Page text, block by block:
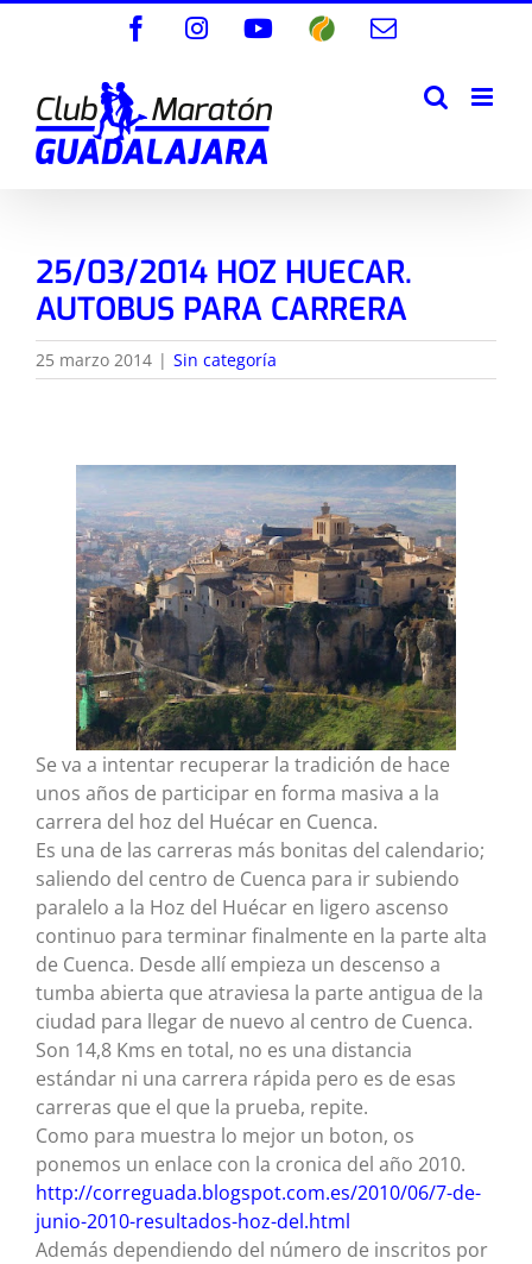
FacebookInstagramYouTube
WikilocCorreo
25/03/2014 HOZ HUECAR.
AUTOBUS PARA CARRERA
25 marzo 2014 | Sin categoría
Se va a intentar recuperar la tradición de hace
unos años de participar en forma masiva a la
carrera del hoz del Huécar en Cuenca.
Es una de las carreras más bonitas del calendario;
saliendo del centro de Cuenca para ir subiendo
paralelo a la Hoz del Huécar en ligero ascenso
continuo para terminar finalmente en la parte alta
de Cuenca. Desde allí empieza un descenso a
tumba abierta que atraviesa la parte antigua de la
ciudad para llegar de nuevo al centro de Cuenca.
Son 14,8 Kms en total, no es una distancia
estándar ni una carrera rápida pero es de esas
carreras que el que la prueba, repite.
Como para muestra lo mejor un boton, os
ponemos un enlace con la cronica del año 2010.
http://correguada.blogspot.com.es/2010/06/7-de-
junio-2010-resultados-hoz-del.html
Además dependiendo del número de inscritos por